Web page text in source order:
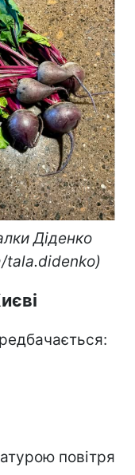
Діденко
tala.didenko)
повітря